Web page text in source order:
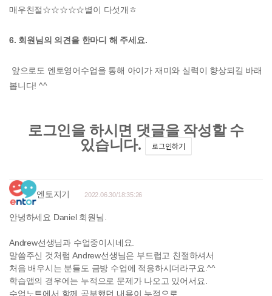
매우친절☆☆☆☆☆별이 다섯개ㅎ
6. 회원님의 의견을 한마디 해 주세요.
앞으로도 엔토영어수업을 통해 아이가 재미와 실력이 향상되길 바래
봅니다! ^^